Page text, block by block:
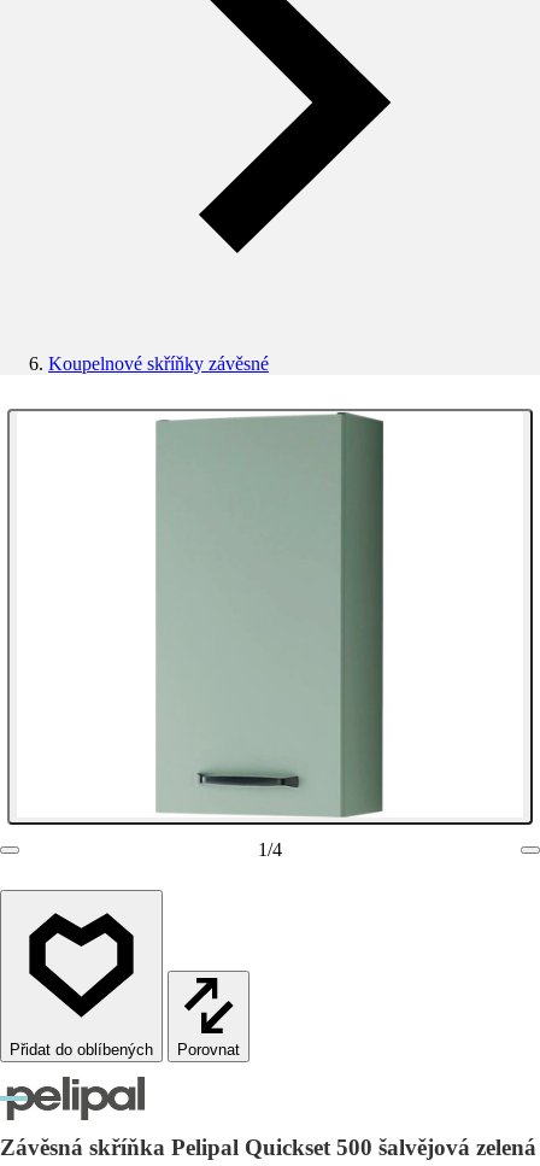
Koupelnové skříňky závěsné
1/4
Porovnat
Závěsná skříňka Pelipal Quickset 500 šalvějová zelená